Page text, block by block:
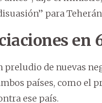
para
en
preludio de nuevas
países, como el
ese país.